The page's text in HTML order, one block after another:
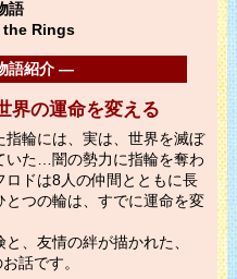
語
Rings
語紹介 ―
界の運命を変える
輪には、実は、世界を滅ぼ
いた…闇の勢力に指輪を奪わ
ドは8人の仲間とともに長
とつの輪は、すでに運命を変
、友情の絆が描かれた、
話です。